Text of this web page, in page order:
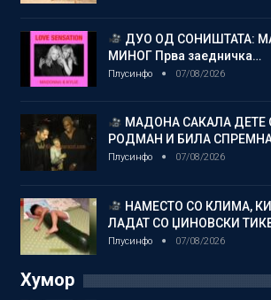
ДУО ОД СОНИШТАТА:
МИНОГ Прва заедничка…
Плусинфо 07/08/2026
МАДОНА САКАЛА
РОДМАН И БИЛА
Плусинфо 07/08/2026
НАМЕСТО СО КЛИМА,
ЛАДАТ СО ЏИНОВСКИ
Плусинфо 07/08/2026
Хумор